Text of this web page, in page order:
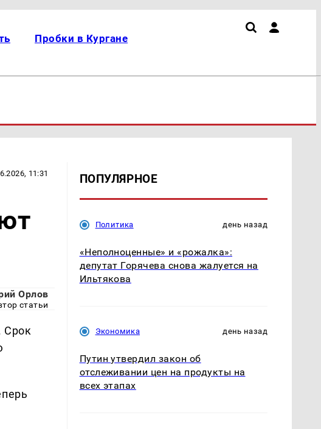
Пробки в Кургане
11:31
Орлов
статьи
Срок
ПОПУЛЯРНОЕ
Политика день назад
«Неполноценные» и «рожалка»:
депутат Горячева снова жалуется на
Ильтякова
Экономика день назад
Путин утвердил закон об
отслеживании цен на продукты на
всех этапах